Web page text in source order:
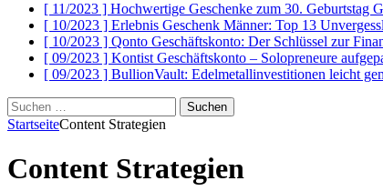
[ 11/2023 ] Hochwertige Geschenke zum 30. Geburtstag
[ 10/2023 ] Erlebnis Geschenk Männer: Top 13
[ 10/2023 ] Qonto Geschäftskonto: Der Schlüssel zur
[ 09/2023 ] Kontist Geschäftskonto – Solopreneure
[ 09/2023 ] BullionVault: Edelmetallinvestitionen leicht
Suchen
nach:
StartseiteContent Strategien
Content Strategien